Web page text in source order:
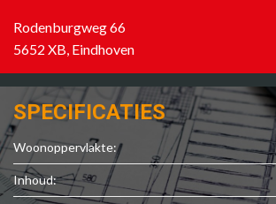
Rodenburgweg 66
5652 XB, Eindhoven
SPECIFICATIES
Woonoppervlakte:
Inhoud: